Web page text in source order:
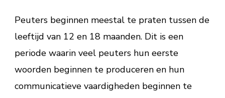
Peuters beginnen meestal te praten tussen de
leeftijd van 12 en 18 maanden. Dit is een
periode waarin veel peuters hun eerste
woorden beginnen te produceren en hun
communicatieve vaardigheden beginnen te